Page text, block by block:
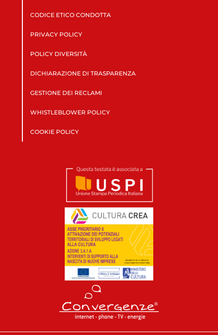
CODICE ETICO CONDOTTA
PRIVACY POLICY
POLICY DIVERSITÀ
DICHIARAZIONE DI TRASPARENZA
GESTIONE DEI RECLAMI
WHISTLEBLOWER POLICY
COOKIE POLICY